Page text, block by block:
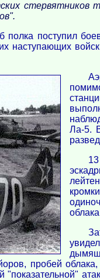
стервятников
поступил
наступающих
Ла-5.
пробей